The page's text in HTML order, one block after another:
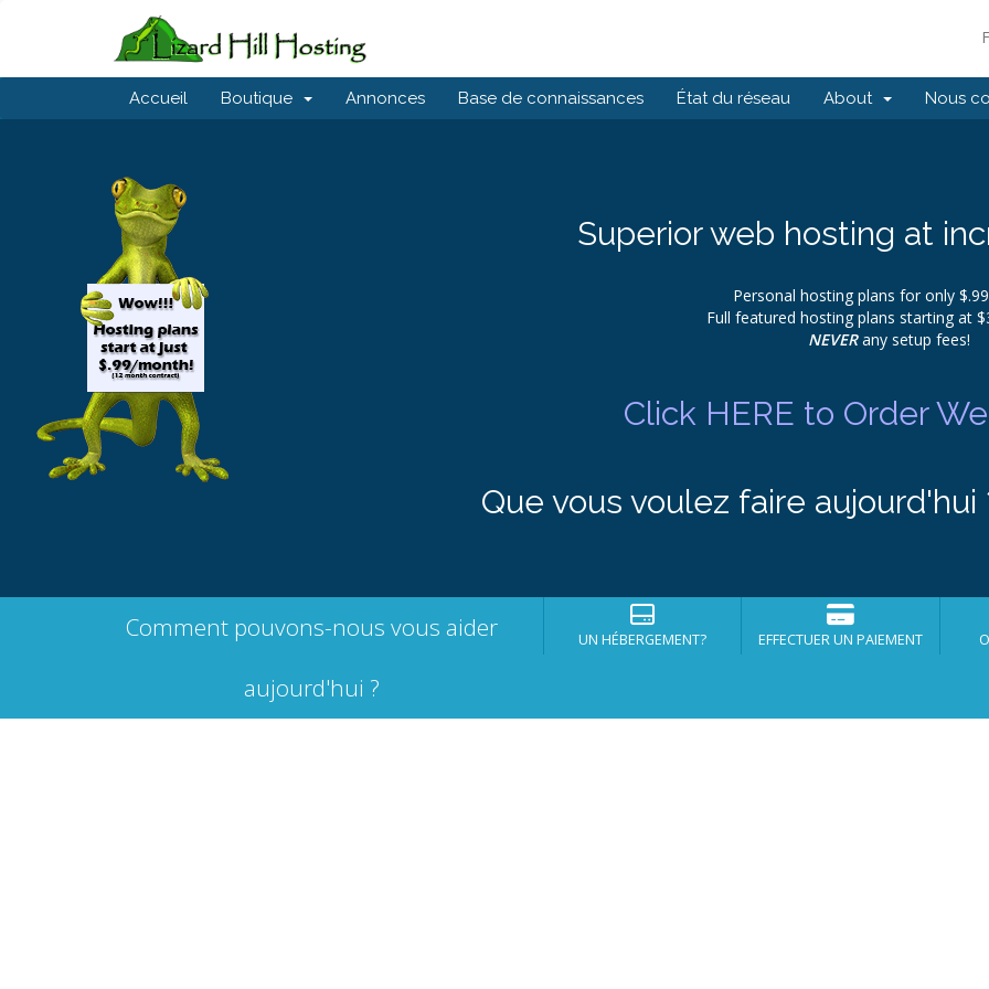
Accueil Boutique Annonces Base de connaissances État du réseau About Nous
Superior web hosting at
Personal hosting plans for only
Full featured hosting plans starting at
NEVERany setup fees!
Click HERE to Order
Que vous voulez faire aujourd'hui
Comment pouvons-nous vous aider
aujourd'hui ?
UN HÉBERGEMENT? EFFECTUER UN PAIEMENT